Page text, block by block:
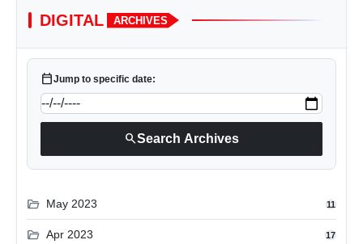
DIGITAL ARCHIVES
calendar_todayJump to specific date:
searchSearch Archives
folder_open May 2023 11
folder_open Apr 2023 17